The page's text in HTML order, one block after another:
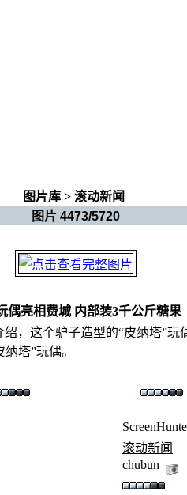
图片库 > 滚动新闻
图片 4473/5720
偶亮相费城 内部装3千公斤糖果
，这个驴子造型的“皮纳塔”
塔”玩偶。
滚动新闻
chubun